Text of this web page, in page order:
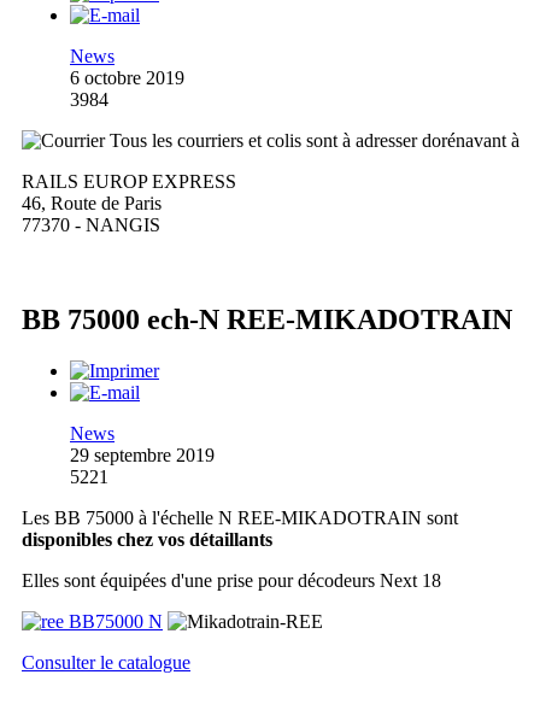
News
6 octobre 2019
3984
Tous les courriers et colis sont à adresser dorénavant à
RAILS EUROP EXPRESS
46, Route de Paris
77370 - NANGIS
BB 75000 ech-N REE-MIKADOTRAIN
News
29 septembre 2019
5221
Les BB 75000 à l'échelle N REE-MIKADOTRAIN sont
disponibles chez vos détaillants
Elles sont équipées d'une prise pour décodeurs Next 18
Consulter le catalogue